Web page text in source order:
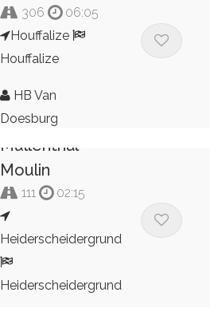
306
06:05
Houffalize
Houffalize
HB Van
Doesburg
Moulin
Mullenthal
Moulin
111 02:15
Heiderscheidergrund
Heiderscheidergrund